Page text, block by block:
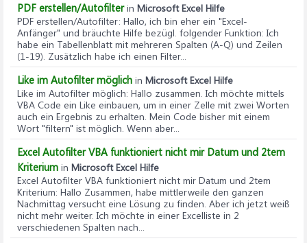
PDF erstellen/Autofilterin Microsoft Excel Hilfe
PDF erstellen/Autofilter: Hallo, ich bin eher ein "Excel-
Anfänger" und bräuchte Hilfe bezügl. folgender Funktion: Ich
habe ein Tabellenblatt mit mehreren Spalten (A-Q) und Zeilen
(1-19). Zusätzlich habe ich einen Filter...
Like im Autofilter möglich in Microsoft Excel Hilfe
Like im Autofilter möglich: Hallo zusammen. Ich möchte mittels
VBA Code ein Like einbauen, um in einer Zelle mit zwei Worten
auch ein Ergebnis zu erhalten. Mein Code bisher mit einem
Wort "filtern" ist möglich. Wenn aber...
Excel Autofilter VBA funktioniert nicht mir Datum und 2tem
Kriterium in Microsoft Excel Hilfe
Excel Autofilter VBA funktioniert nicht mir Datum und 2tem
Kriterium: Hallo Zusammen, habe mittlerweile den ganzen
Nachmittag versucht eine Lösung zu finden. Aber ich jetzt weiß
nicht mehr weiter. Ich möchte in einer Excelliste in 2
verschiedenen Spalten nach...